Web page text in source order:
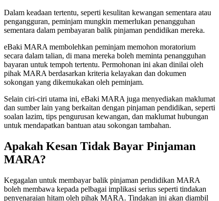
Dalam keadaan tertentu, seperti kesulitan kewangan sementara atau
pengangguran, peminjam mungkin memerlukan penangguhan
sementara dalam pembayaran balik pinjaman pendidikan mereka.
eBaki MARA membolehkan peminjam memohon moratorium
secara dalam talian, di mana mereka boleh meminta penangguhan
bayaran untuk tempoh tertentu. Permohonan ini akan dinilai oleh
pihak MARA berdasarkan kriteria kelayakan dan dokumen
sokongan yang dikemukakan oleh peminjam.
Selain ciri-ciri utama ini, eBaki MARA juga menyediakan maklumat
dan sumber lain yang berkaitan dengan pinjaman pendidikan, seperti
soalan lazim, tips pengurusan kewangan, dan maklumat hubungan
untuk mendapatkan bantuan atau sokongan tambahan.
Apakah Kesan Tidak Bayar Pinjaman
MARA?
Kegagalan untuk membayar balik pinjaman pendidikan MARA
boleh membawa kepada pelbagai implikasi serius seperti tindakan
penyenaraian hitam oleh pihak MARA. Tindakan ini akan diambil